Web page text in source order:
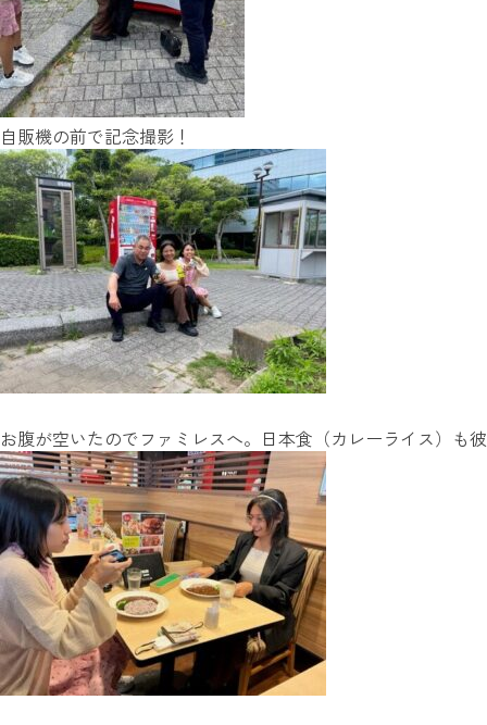
自販機の前で記念撮影！
お腹が空いたのでファミレスへ。日本食（カレーライス）も